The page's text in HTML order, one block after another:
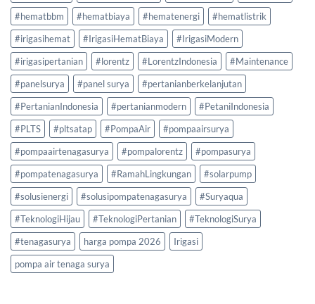
#hematbbm
#hematbiaya #hematenergi
#hematlistrik
#irigasihemat
#IrigasiHematBiaya
#IrigasiModern
#irigasipertanian
#lorentz #LorentzIndonesia
#Maintenance
#panelsurya
#panel surya
#pertanianberkelanjutan
#PertanianIndonesia
#pertanianmodern
#PetaniIndonesia
#PLTS
#pltsatap #PompaAir
#pompaairsurya
#pompaairtenagasurya
#pompalorentz
#pompasurya
#pompatenagasurya
#RamahLingkungan
#solarpump
#solusienergi
#solusipompatenagasurya
#Suryaqua
#TeknologiHijau
#TeknologiPertanian
#TeknologiSurya
#tenagasurya
harga pompa 2026
Irigasi
pompa air tenaga surya